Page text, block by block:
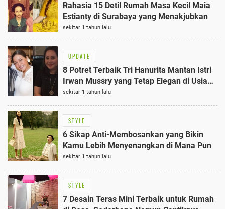
Rahasia 15 Detil Rumah Masa Kecil Maia
Estianty di Surabaya yang Menakjubkan
sekitar 1 tahun lalu
UPDATE
8 Potret Terbaik Tri Hanurita Mantan Istri
Irwan Mussry yang Tetap Elegan di Usia
58 Tahun
sekitar 1 tahun lalu
STYLE
6 Sikap Anti-Membosankan yang Bikin
Kamu Lebih Menyenangkan di Mana Pun
sekitar 1 tahun lalu
STYLE
7 Desain Teras Mini Terbaik untuk Rumah